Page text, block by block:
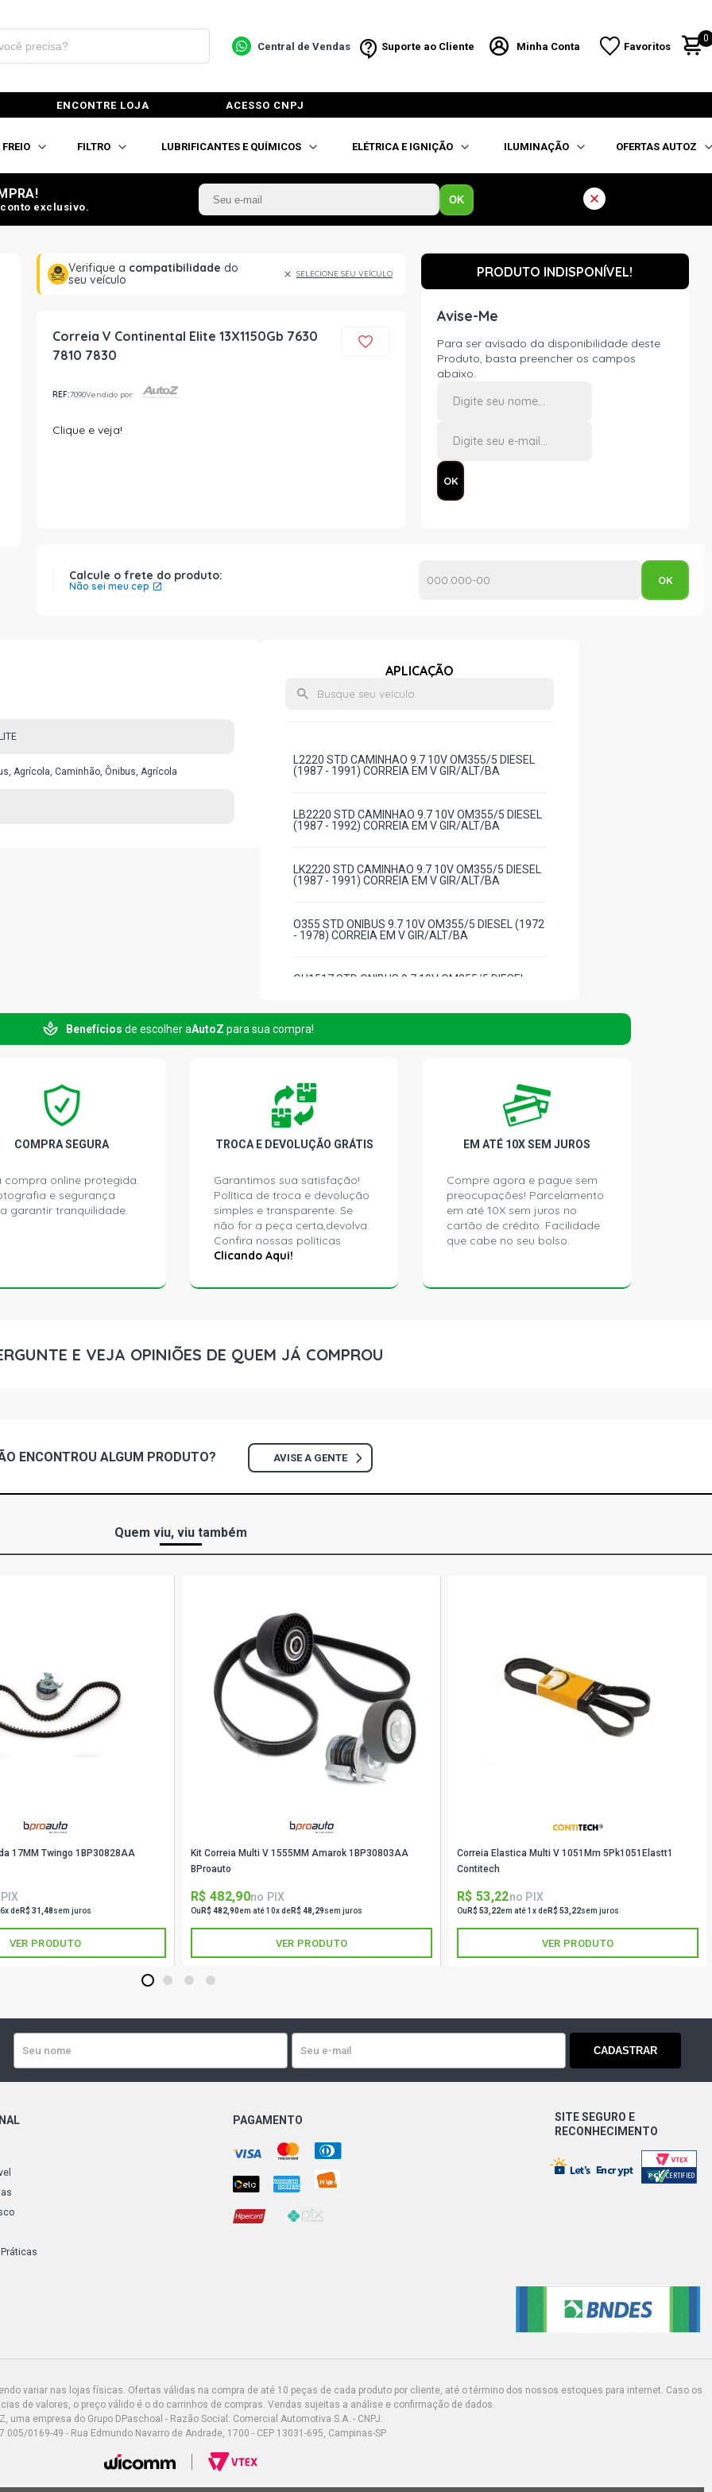
Central de Vendas Suporte ao Cliente Minha Conta Favoritos
0
ENCONTRE LOJA ACESSO CNPJ
FREIO FILTRO LUBRIFICANTES E QUÍMICOS ELÉTRICA E IGNIÇÃO ILUMINAÇÃO OFERTAS AUTOZ
exclusivo.
OK
Verifique a compatibilidade do
seu veículo
SELECIONE SEU VEÍCULO
Correia V Continental Elite 13X1150Gb 7630
7810 7830
REF:7090Vendido por:
Clique e veja!
PRODUTO INDISPONÍVEL!
Avise-Me
Para ser avisado da disponibilidade deste
Produto, basta preencher os campos
abaixo.
Calcule o frete do produto:
Não sei meu cep
Agrícola, Caminhão, Ônibus, Agrícola
APLICAÇÃO
L2220 STD CAMINHAO 9.7 10V OM355/5 DIESEL
(1987 - 1991) CORREIA EM V GIR/ALT/BA
LB2220 STD CAMINHAO 9.7 10V OM355/5 DIESEL
(1987 - 1992) CORREIA EM V GIR/ALT/BA
LK2220 STD CAMINHAO 9.7 10V OM355/5 DIESEL
(1987 - 1991) CORREIA EM V GIR/ALT/BA
O355 STD ONIBUS 9.7 10V OM355/5 DIESEL (1972
- 1978) CORREIA EM V GIR/ALT/BA
OH1517 STD ONIBUS 9.7 10V OM355/5 DIESEL
OH1518 STD ONIBUS 9.7 10V OM355/5 DIESEL
(1976 - 1998) CORREIA EM V GIR/ALT/BA
7630 STD TRATOR 4.5 GENESIS DIESEL (1989 -
2007) CORREIA EM V GIR/VT/ALT, MOTOR
GENESIS BSD450 TURBO
7810 STD TRATOR BSD666 DIESEL (1988 - 2007)
BSD450 TURBO
7830 STD TRATOR BSD666 DIESEL (1988 - 2007)
CORREIA EM V GIR/VT/ALT, MOTOR GENESIS
BSD450 TURBO
8030 STD TRATOR 4.5 GENESIS DIESEL (1979 -
Benefícios de escolher aAutoZ para sua compra!
COMPRA SEGURA
compra online protegida.
e segurança
garantir tranquilidade.
TROCA E DEVOLUÇÃO GRÁTIS
Garantimos sua satisfação!
Política de troca e devolução
simples e transparente. Se
não for a peça certa,devolva.
Confira nossas políticas
Clicando Aqui!
EM ATÉ 10X SEM JUROS
Compre agora e pague sem
preocupações! Parcelamento
em até 10X sem juros no
cartão de crédito. Facilidade
que cabe no seu bolso.
E VEJA OPINIÕES DE QUEM JÁ COMPROU
ENCONTROU ALGUM PRODUTO? AVISE A GENTE
Quem viu, viu também
17MM Twingo 1BP30828AA
deR$ 31,48sem juros
VER PRODUTO
Kit Correia Multi V 1555MM Amarok 1BP30803AA
BProauto
R$ 482,90no PIX
Ou R$ 482,90em até 10x deR$ 48,29sem juros
VER PRODUTO
Correia Elastica Multi V 1051Mm 5Pk1051Elastt1
Contitech
R$ 53,22no PIX
Ou R$ 53,22em até 1x deR$ 53,22sem juros
VER PRODUTO
1 2 3 4
CADASTRAR
PAGAMENTO
SITE SEGURO E
RECONHECIMENTO
variar nas lojas físicas. Ofertas válidas na compra de até 10 peças de cada produto por cliente, até o término dos nossos estoques para internet. Caso os
de valores, o preço válido é o do carrinhos de compras. Vendas sujeitas a análise e confirmação de dados.
uma empresa do Grupo DPaschoal - Razão Social: Comercial Automotiva S.A. - CNPJ:
0169-49 - Rua Edmundo Navarro de Andrade, 1700 - CEP 13031-695, Campinas-SP